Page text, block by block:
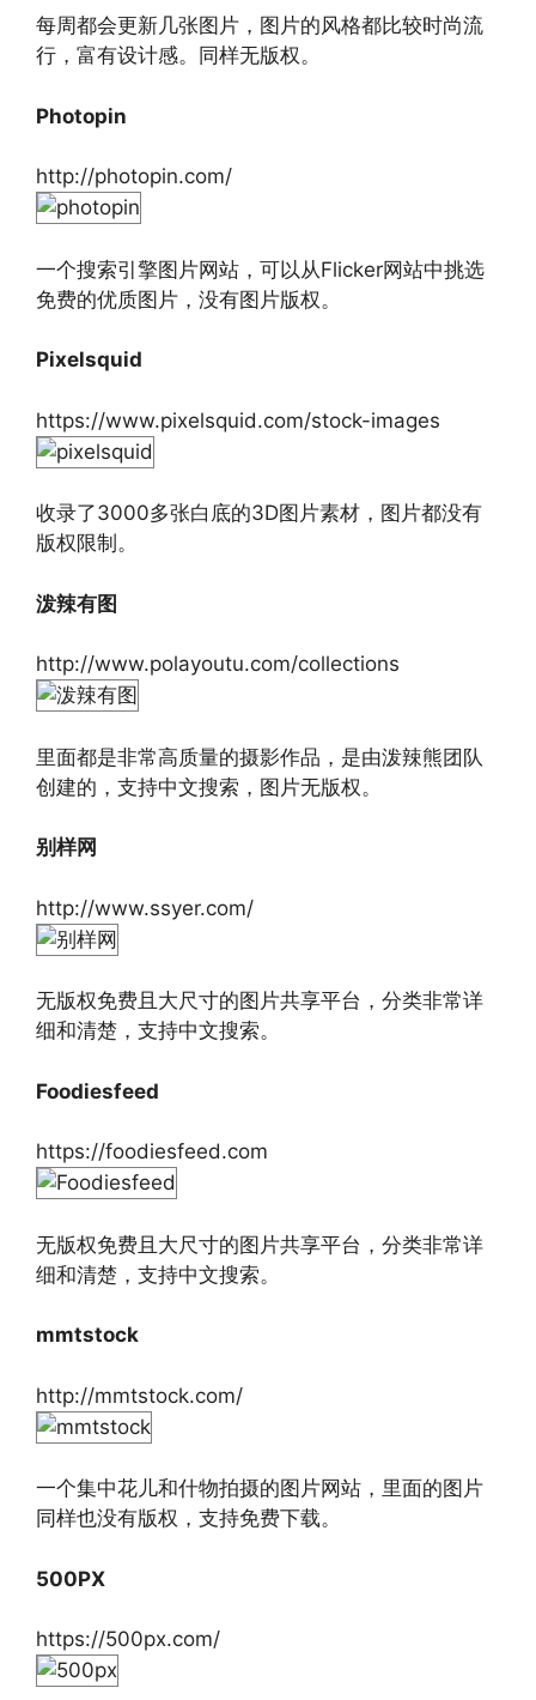
每周都会更新几张图片，图片的风格都比较时尚流
行，富有设计感。同样无版权。
Photopin
http://photopin.com/
一个搜索引擎图片网站，可以从Flicker网站中挑选
免费的优质图片，没有图片版权。
Pixelsquid
https://www.pixelsquid.com/stock-images
收录了3000多张白底的3D图片素材，图片都没有
版权限制。
泼辣有图
http://www.polayoutu.com/collections
里面都是非常高质量的摄影作品，是由泼辣熊团队
创建的，支持中文搜索，图片无版权。
别样网
http://www.ssyer.com/
无版权免费且大尺寸的图片共享平台，分类非常详
细和清楚，支持中文搜索。
Foodiesfeed
https://foodiesfeed.com
无版权免费且大尺寸的图片共享平台，分类非常详
细和清楚，支持中文搜索。
mmtstock
http://mmtstock.com/
一个集中花儿和什物拍摄的图片网站，里面的图片
同样也没有版权，支持免费下载。
500PX
https://500px.com/